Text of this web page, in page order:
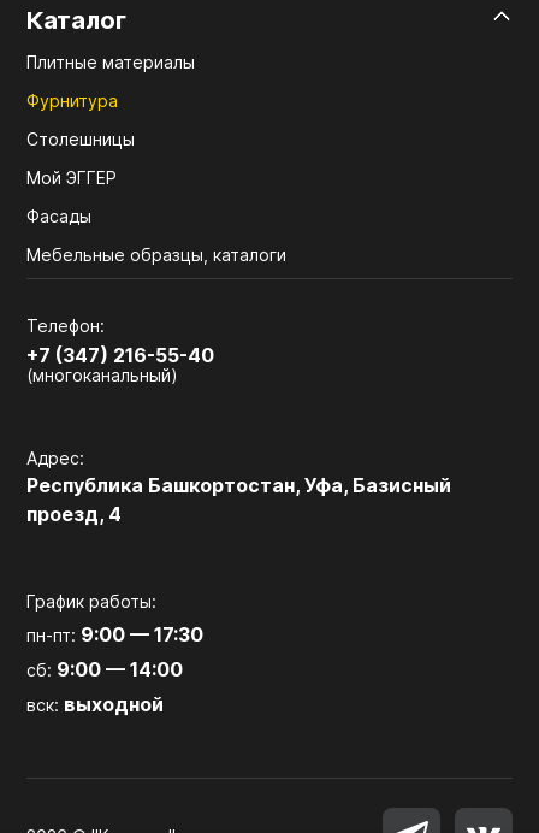
Каталог
Плитные материалы
Фурнитура
Столешницы
Мой ЭГГЕР
Фасады
Мебельные образцы, каталоги
Телефон:
+7 (347) 216-55-40
(многоканальный)
Адрес:
Республика Башкортостан, Уфа, Базисный
проезд, 4
График работы:
пн-пт: 9:00 — 17:30
сб: 9:00 — 14:00
вск: выходной